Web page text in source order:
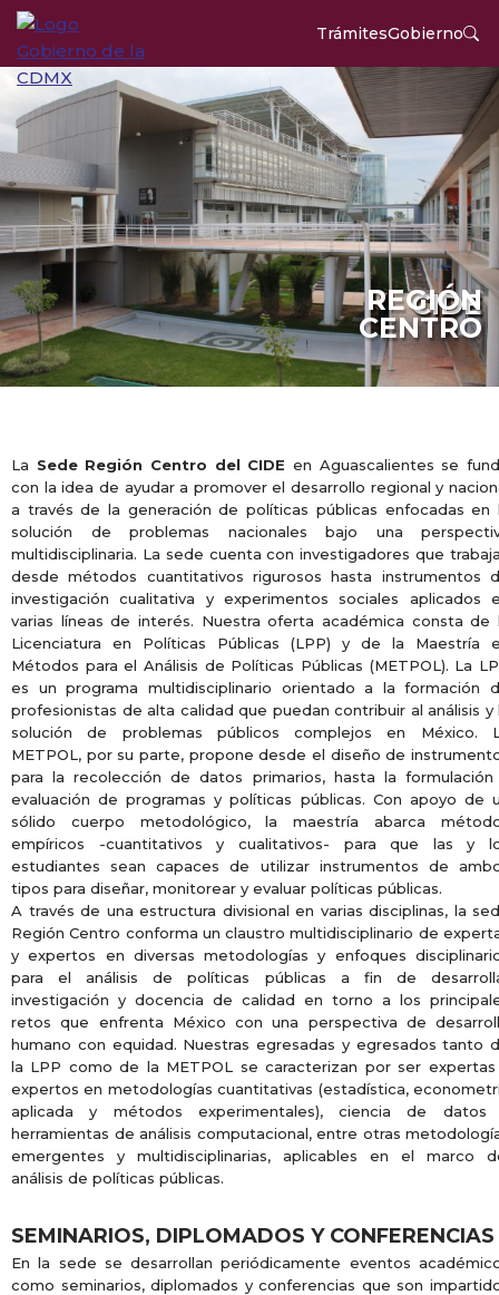
TrámitesGobierno
CIDE
REGIÓN
CENTRO
La Sede Región Centro del CIDE en Aguascalientes se
con la idea de ayudar a promover el desarrollo regional y
a través de la generación de políticas públicas enfocadas en
solución de problemas nacionales bajo una
multidisciplinaria. La sede cuenta con investigadores que
desde métodos cuantitativos rigurosos hasta instrumentos
investigación cualitativa y experimentos sociales aplicados
varias líneas de interés. Nuestra oferta académica consta de
Licenciatura en Políticas Públicas (LPP) y de la Maestría
Métodos para el Análisis de Políticas Públicas (METPOL). La
es un programa multidisciplinario orientado a la formación
profesionistas de alta calidad que puedan contribuir al análisis y
solución de problemas públicos complejos en México.
METPOL, por su parte, propone desde el diseño de
para la recolección de datos primarios, hasta la formulación
evaluación de programas y políticas públicas. Con apoyo de
sólido cuerpo metodológico, la maestría abarca
empíricos -cuantitativos y cualitativos- para que las y
estudiantes sean capaces de utilizar instrumentos de
tipos para diseñar, monitorear y evaluar políticas públicas.
A través de una estructura divisional en varias disciplinas, la
Región Centro conforma un claustro multidisciplinario de
y expertos en diversas metodologías y enfoques
para el análisis de políticas públicas a fin de
investigación y docencia de calidad en torno a los
retos que enfrenta México con una perspectiva de
humano con equidad. Nuestras egresadas y egresados tanto
la LPP como de la METPOL se caracterizan por ser expertas
expertos en metodologías cuantitativas (estadística,
aplicada y métodos experimentales), ciencia de datos
herramientas de análisis computacional, entre otras
emergentes y multidisciplinarias, aplicables en el marco
análisis de políticas públicas.
SEMINARIOS, DIPLOMADOS Y CONFERENCIAS
En la sede se desarrollan periódicamente eventos
como seminarios, diplomados y conferencias que son